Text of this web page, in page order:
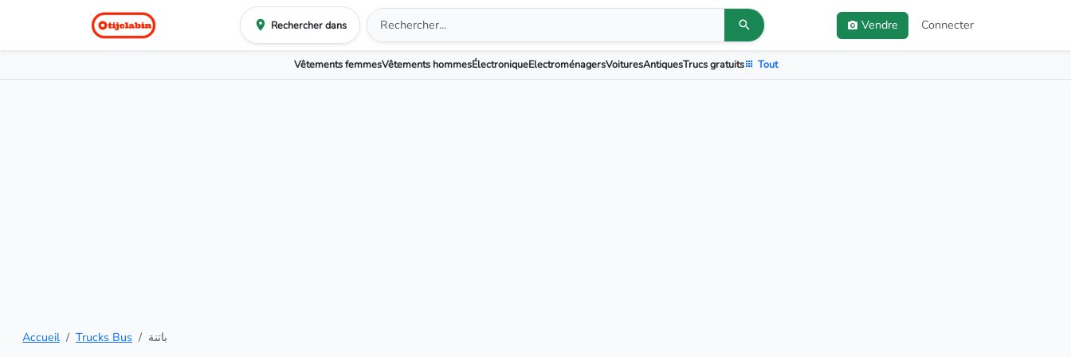
Rechercher dans Vendre Connecter
Vêtements femmesVêtements hommesÉlectroniqueElectroménagersVoituresAntiquesTrucs gratuits Tout
Accueil Trucks Bus باتنة